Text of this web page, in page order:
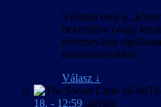
Várható még a
bekerülése (vagy
érdemes lesz
maradványokból.
Válasz ↓
18. - 12:59 szerint: